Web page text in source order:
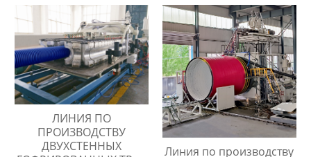
ЛИНИЯ ПО
ПРОИЗВОДСТВУ
ДВУХСТЕННЫХ
Линия по производству